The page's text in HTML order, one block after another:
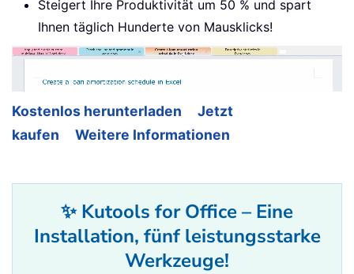
Steigert Ihre Produktivität um 50 % und spart
Ihnen täglich Hunderte von Mausklicks!
Kostenlos herunterladen
Jetzt
kaufen
Weitere Informationen
✨ Kutools for Office – Eine
Installation, fünf leistungsstarke
Werkzeuge!